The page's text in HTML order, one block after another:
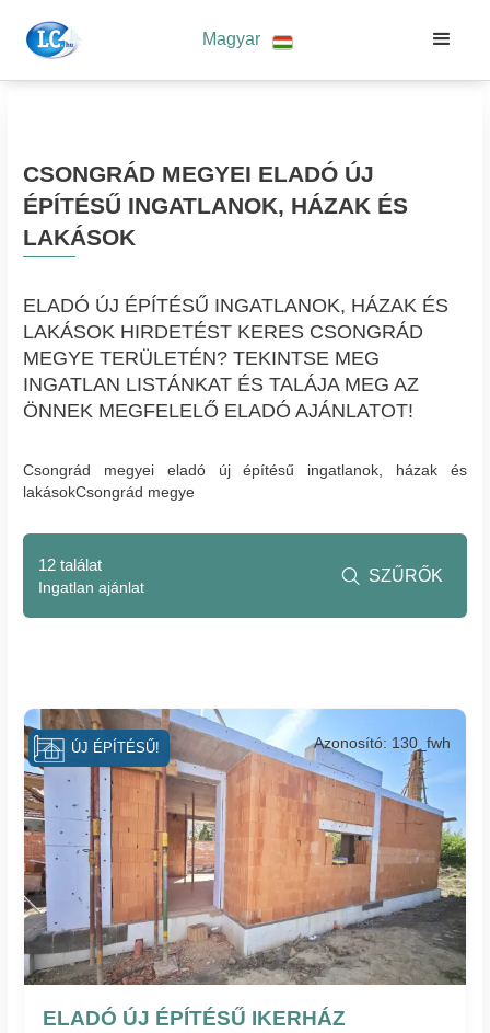
Magyar
CSONGRÁD MEGYEI ELADÓ ÚJ
ÉPÍTÉSŰ INGATLANOK, HÁZAK ÉS
LAKÁSOK
ELADÓ ÚJ ÉPÍTÉSŰ INGATLANOK, HÁZAK ÉS
LAKÁSOK HIRDETÉST KERES CSONGRÁD
MEGYE TERÜLETÉN? TEKINTSE MEG
INGATLAN LISTÁNKAT ÉS TALÁJA MEG AZ
ÖNNEK MEGFELELŐ ELADÓ AJÁNLATOT!
Csongrád megyei eladó új építésű ingatlanok, házak és
lakásokCsongrád megye
ELADÓ ÚJ ÉPÍTÉSŰ IKERHÁZ
Azonosító: 130_fwh
ÚJ ÉPÍTÉSŰ!
12 találat
Ingatlan ajánlat
 SZŰRŐK